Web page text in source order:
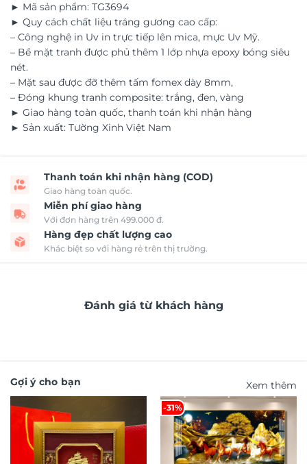
► Mã sản phẩm: TG3694
► Quy cách chất liệu tráng gương cao cấp:
– Công nghệ in Uv in trực tiếp lên mica, mực Uv Mỹ.
– Bề mặt tranh được phủ thêm 1 lớp nhựa epoxy bóng siêu
nét.
– Mặt sau được đỡ thêm tấm fomex dày 8mm,
– Đóng khung tranh composite: trắng, đen, vàng
► Giao hàng toàn quốc, thanh toán khi nhận hàng
► Sản xuất: Tường Xinh Việt Nam
Thanh toán khi nhận hàng (COD)
Giao hàng toàn quốc.
Miễn phí giao hàng
Với đơn hàng trên 499.000 đ.
Hàng đẹp chất lượng cao
Khác biệt so với hàng rẻ trên thị trường.
Đánh giá từ khách hàng
Gợi ý cho bạn Xem thêm
-31%